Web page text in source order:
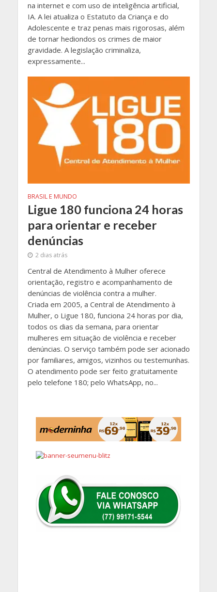
na internet e com uso de inteligência artificial,
IA. A lei atualiza o Estatuto da Criança e do
Adolescente e traz penas mais rigorosas, além
de tornar hediondos os crimes de maior
gravidade. A legislação criminaliza,
expressamente...
BRASIL E MUNDO
Ligue 180 funciona 24 horas
para orientar e receber
denúncias
2 dias atrás
Central de Atendimento à Mulher oferece
orientação, registro e acompanhamento de
denúncias de violência contra a mulher.
Criada em 2005, a Central de Atendimento à
Mulher, o Ligue 180, funciona 24 horas por dia,
todos os dias da semana, para orientar
mulheres em situação de violência e receber
denúncias. O serviço também pode ser acionado
por familiares, amigos, vizinhos ou testemunhas.
O atendimento pode ser feito gratuitamente
pelo telefone 180; pelo WhatsApp, no...